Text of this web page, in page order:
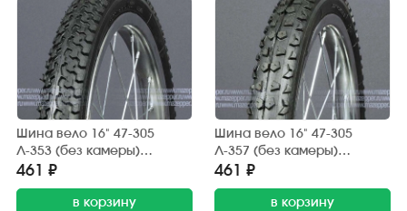
Шина вело 16" 47-305
Л-353 (без камеры)
"ПЕТРОШИНА" (16х1,75)
дорога, грунт
461 ₽
в корзину
Шина вело 16" 47-305
Л-357 (без камеры)
"ПЕТРОШИНА" (16х1,85)
шип.
461 ₽
в корзину